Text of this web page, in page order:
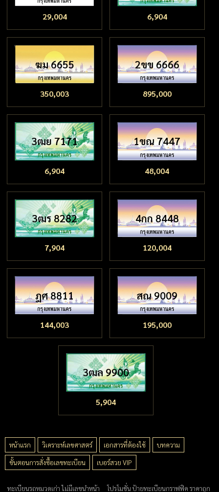
29,004 6,904
ฆม 6655
350,003
2ขข 6666
895,000
3ฒย 7171
6,904
1ขณ 7447
48,004
3ฒร 8282
7,904
4กก 8448
120,004
ฎศ 8811
144,003
สณ 9009
195,000
3ฒล 9900
5,904
หน้าแรก วิเคราะห์เลขศาสตร์ เอกสารที่ต้องใช้
บทความ
ขั้นตอนการสั่งซื้อเลขทะเบียน
เบอร์สวย VIP
ทะเบียนรถหมวดเก่า ไม่มีเลขนำหน้า โปรโมชั่น ป้ายทะเบียนกราฟฟิค ราคาถูก